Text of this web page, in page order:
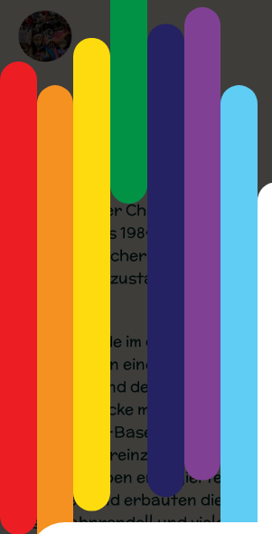
Nachdem der Chaos
der erstmals 1984 stattfand,
kamen folglicherweise auch die
Chaosforks zustande.
Und so wurde im damaligen
BCC Berlin in einem Übergang
Cafeteria und dem äusseren
eine Duploecke mit zugehöriger
durch die C-Base aufgebaut.
man dort vereinzelte Kinder
nachts trieben engagierte
Unwesen und erbauten die
Eisenbahnrondell und vieles